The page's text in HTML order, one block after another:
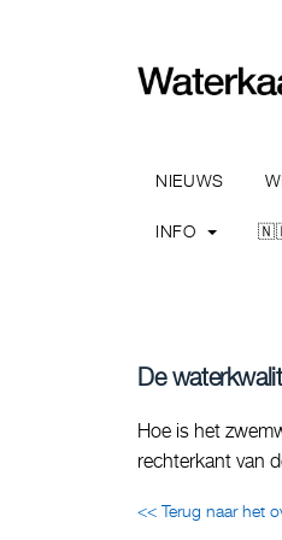
NIEUWS
INFO
De
Hoe is het
rechterkant van
<< Terug naar het